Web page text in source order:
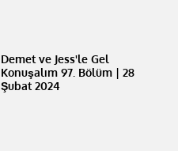
Demet ve Jess'le Gel
Konuşalım 97. Bölüm | 28
Şubat 2024